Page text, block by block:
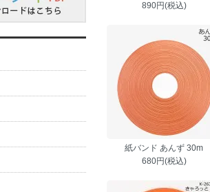
890円(税込)
紙バンド あんず 30m
680円(税込)